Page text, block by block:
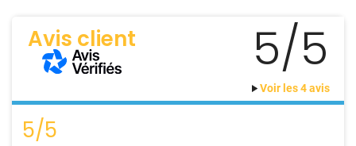
Avis client 5/5
Voir les 4 avis
5/5